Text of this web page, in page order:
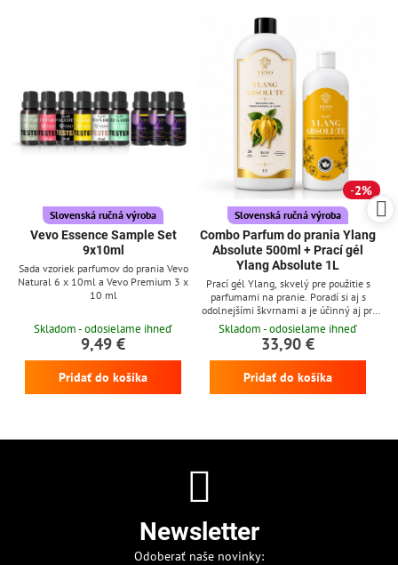
Slovenská ručná výroba
Vevo Essence Sample Set
9x10ml
Sada vzoriek parfumov do prania Vevo
Natural 6 x 10ml a Vevo Premium 3 x
10 ml
Skladom - odosielame ihneď
9,49 €
Pridať do košíka
2%
Slovenská ručná výroba
Combo Parfum do prania Ylang
Absolute 500ml + Prací gél
Ylang Absolute 1L
Prací gél Ylang, skvelý pre použitie s
parfumami na pranie. Poradí si aj s
odolnejšími škvrnami a je účinný aj pri
nízkych teplotách
Skladom - odosielame ihneď
33,90 €
Pridať do košíka
Newsletter
Odoberať naše novinky: